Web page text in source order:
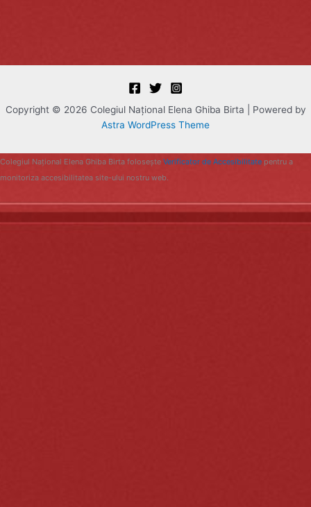
Copyright © 2026 Colegiul Naţional Elena Ghiba Birta | Powered by
Astra WordPress Theme
Colegiul Naţional Elena Ghiba Birta folosește Verificator de Accesibilitate pentru a
monitoriza accesibilitatea site-ului nostru web.